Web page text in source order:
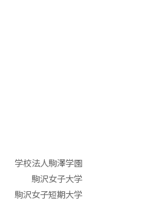
学校法人駒澤学園
駒沢女子大学
駒沢女子短期大学